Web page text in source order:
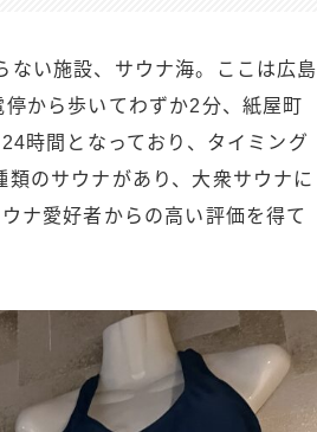
ない施設、サウナ海。ここは広島
から歩いてわずか2分、紙屋町
時間となっており、タイミング
のサウナがあり、大衆サウナに
ナ愛好者からの高い評価を得て